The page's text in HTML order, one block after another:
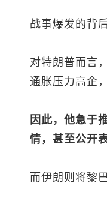
战事爆发的背
对特朗普而言
通胀压力高企，
因此，他急于
情，甚至公开
而伊朗则将黎